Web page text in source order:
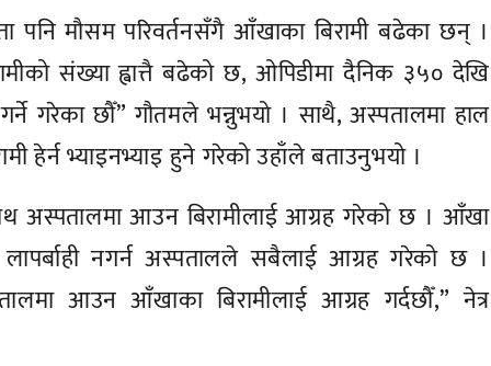
पनि मौसम परिवर्तनसँगै आँखाका बिरामी बढेका छन् ।
संख्या ह्वात्तै बढेको छ, ओपिडीमा दैनिक ३५० देखि
गरेका छौँ” गौतमले भन्नुभयो । साथै, अस्पतालमा हाल
हेर्न भ्याइनभ्याइ हुने गरेको उहाँले बताउनुभयो ।
अस्पतालमा आउन बिरामीलाई आग्रह गरेको छ । आँखा
नगर्न अस्पतालले सबैलाई आग्रह गरेको छ ।
आउन आँखाका बिरामीलाई आग्रह गर्दछौँ,” नेत्र